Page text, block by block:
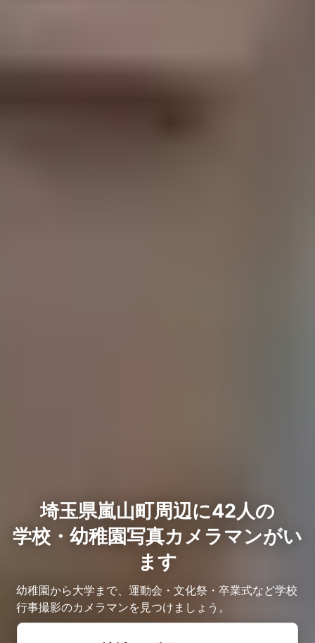
埼玉県嵐山町周辺に42人の
学校・幼稚園写真カメラマンがい
ます
幼稚園から大学まで、運動会・文化祭・卒業式など学校
行事撮影のカメラマンを見つけましょう。